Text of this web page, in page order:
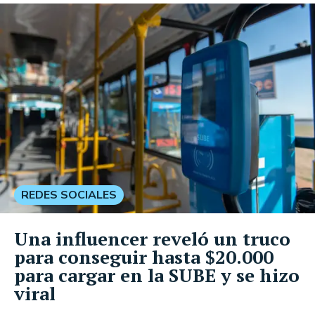
REDES SOCIALES
Una influencer reveló un truco
para conseguir hasta $20.000
para cargar en la SUBE y se hizo
viral